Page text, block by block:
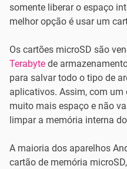
somente liberar o espaço
melhor opção é usar um
Os cartões microSD são
Terabyte de
para salvar todo o tipo de
aplicativos. Assim, com um
muito mais espaço e não
limpar a memória interna
A maioria dos aparelhos
cartão de memória